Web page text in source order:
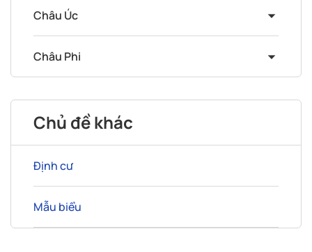
Châu Úc
Châu Phi
Chủ đề khác
Định cư
Mẫu biểu